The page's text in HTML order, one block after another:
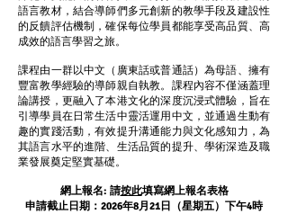
和
和
語言教材，結合導師們多元創新的教學手段及建設性
的反饋評估機制，確保每位學員都能享受高品質、高
成效的語言學習之旅。
課程由一群以中文（廣東話或普通話）為母語、擁有
豐富教學經驗的導師親自執教。課程內容不僅涵蓋理
論講授，更融入了本港文化的深度沉浸式體驗，旨在
引導學員在日常生活中靈活運用中文，並通過生動有
趣的實踐活動，有效提升溝通能力與文化感知力，為
其語言水平的進階、生活品質的提升、學術深造及職
業發展奠定堅實基礎。
網上報名: 請按此填寫網上報名表格
申請截止日期：2026年8月21日（星期五）下午4時